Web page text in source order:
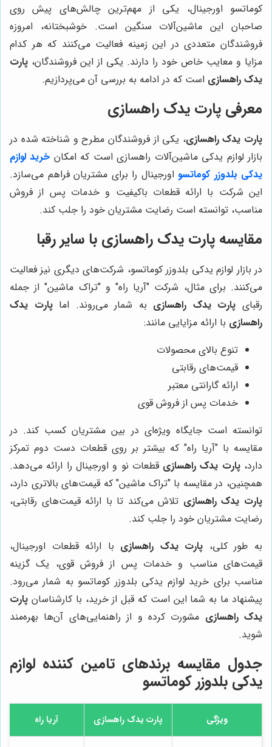
کوماتسو اورجینال، یکی از مهم‌ترین چالش‌های پیش روی
صاحبان این ماشین‌آلات سنگین است. خوشبختانه، امروزه
فروشندگان متعددی در این زمینه فعالیت می‌کنند که هر کدام
مزایا و معایب خاص خود را دارند. یکی از این فروشندگان، پارت
یدک راهسازی است که در ادامه به بررسی آن می‌پردازیم.
معرفی پارت یدک راهسازی
پارت یدک راهسازی، یکی از فروشندگان مطرح و شناخته شده در
بازار لوازم یدکی ماشین‌آلات راهسازی است که امکان خرید لوازم
یدکی بلدوزر کوماتسو اورجینال را برای مشتریان فراهم می‌سازد.
این شرکت با ارائه قطعات باکیفیت و خدمات پس از فروش
مناسب، توانسته است رضایت مشتریان خود را جلب کند.
مقایسه پارت یدک راهسازی با سایر رقبا
در بازار لوازم یدکی بلدوزر کوماتسو، شرکت‌های دیگری نیز فعالیت
می‌کنند. برای مثال، شرکت "آریا راه" و "تراک ماشین" از جمله
رقبای پارت یدک راهسازی به شمار می‌روند. اماپارت یدک
راهسازی با ارائه مزایایی مانند:
تنوع بالای محصولات
قیمت‌های رقابتی
ارائه گارانتی معتبر
خدمات پس از فروش قوی
توانسته است جایگاه ویژه‌ای در بین مشتریان کسب کند. در
مقایسه با "آریا راه" که بیشتر بر روی قطعات دست دوم تمرکز
دارد،پارت یدک راهسازی قطعات نو و اورجینال را ارائه می‌دهد.
همچنین، در مقایسه با "تراک ماشین" که قیمت‌های بالاتری دارد،
پارت یدک راهسازی تلاش می‌کند تا با ارائه قیمت‌های رقابتی،
رضایت مشتریان خود را جلب کند.
به طور کلی، پارت یدک راهسازی با ارائه قطعات اورجینال،
قیمت‌های مناسب و خدمات پس از فروش قوی، یک گزینه
مناسب برای خرید لوازم یدکی بلدوزر کوماتسو به شمار می‌رود.
پیشنهاد ما به شما این است که قبل از خرید، با کارشناسان پارت
یدک راهسازی مشورت کرده و از راهنمایی‌های آن‌ها بهره‌مند
شوید.
جدول مقایسه برندهای تامین کننده لوازم
یدکی بلدوزر کوماتسو
ویژگی پارت یدک راهسازی آریا راه